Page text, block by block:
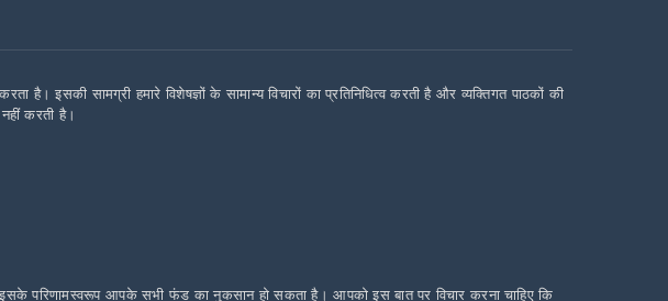
इसकी सामग्री हमारे विशेषज्ञों के सामान्य विचारों का प्रतिनिधित्व करती है और व्यक्तिगत पाठकों की
नहीं करती है।
इसके परिणामस्वरूप आपके सभी फंड का नुकसान हो सकता है। आपको इस बात पर विचार करना चाहिए कि